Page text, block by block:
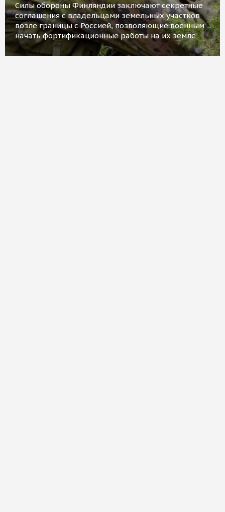
Силы обороны Финляндии заключают секретные
соглашения с владельцами земельных участков
возле границы с Россией, позволяющие военным
начать фортификационные работы на их земле